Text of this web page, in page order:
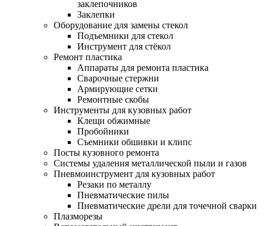
заклепочников
Заклепки
Оборудование для замены стекол
Подъемники для стекол
Инструмент для стёкол
Ремонт пластика
Аппараты для ремонта пластика
Сварочные стержни
Армирующие сетки
Ремонтные скобы
Инструменты для кузовных работ
Клещи обжимные
Пробойники
Съемники обшивки и клипс
Посты кузовного ремонта
Системы удаления металлической пыли и газов
Пневмоинструмент для кузовных работ
Резаки по металлу
Пневматические пилы
Пневматические дрели для точечной сварки
Плазморезы